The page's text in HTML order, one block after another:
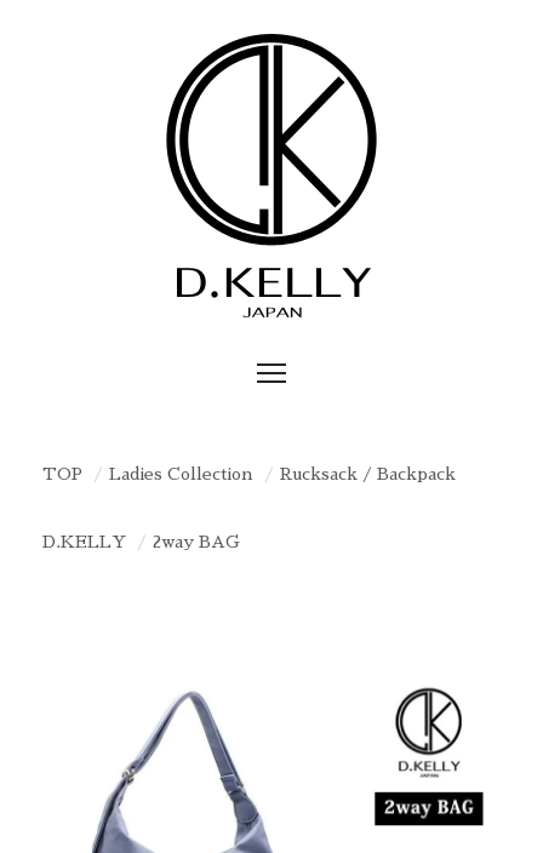
TOP Ladies Collection Rucksack / Backpack
D.KELLY 2way BAG